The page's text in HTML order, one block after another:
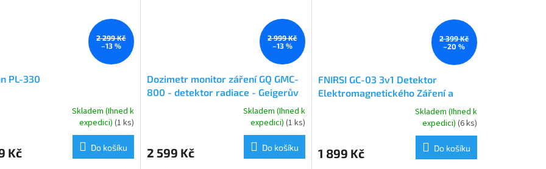
2 299 Kč
–13 %
PL-330
Skladem (Ihned k
expedici) (1 ks)
Kč Do košíku
2 999 Kč
–13 %
Dozimetr monitor záření GQ GMC-
800 - detektor radiace - Geigerův
je
Skladem (Ihned k
expedici) (1 ks)
2 599 Kč Do košíku
2 399 Kč
–20 %
FNIRSI GC-03 3v1 Detektor
Elektromagnetického Záření a
Ionizující Radiace- detektor radiace
- Geigerův čítač - dozimetr
je
Skladem (Ihned k
expedici) (6 ks)
1 899 Kč Do košíku